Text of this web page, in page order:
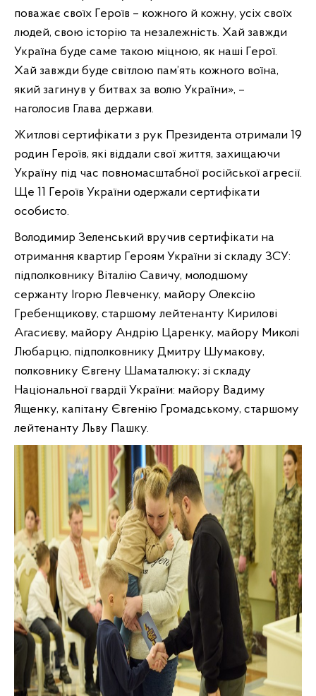
поважає своїх Героїв – кожного й кожну, усіх своїх
людей, свою історію та незалежність. Хай завжди
Україна буде саме такою міцною, як наші Герої.
Хай завжди буде світлою пам’ять кожного воїна,
який загинув у битвах за волю України», –
наголосив Глава держави.
Житлові сертифікати з рук Президента отримали 19
родин Героїв, які віддали свої життя, захищаючи
Україну під час повномасштабної російської агресії.
Ще 11 Героїв України одержали сертифікати
особисто.
Володимир Зеленський вручив сертифікати на
отримання квартир Героям України зі складу ЗСУ:
підполковнику Віталію Савичу, молодшому
сержанту Ігорю Левченку, майору Олексію
Гребенщикову, старшому лейтенанту Кирилові
Агасиєву, майору Андрію Царенку, майору Миколі
Любарцю, підполковнику Дмитру Шумакову,
полковнику Євгену Шаматалюку; зі складу
Національної гвардії України: майору Вадиму
Ященку, капітану Євгенію Громадському, старшому
лейтенанту Льву Пашку.